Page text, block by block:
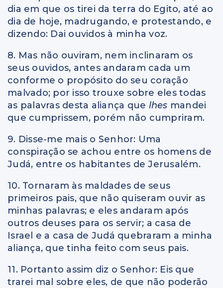
dia em que os tirei da terra do Egito, até ao
dia de hoje, madrugando, e protestando, e
dizendo: Dai ouvidos à minha voz.
8. Mas não ouviram, nem inclinaram os
seus ouvidos, antes andaram cada um
conforme o propósito do seu coração
malvado; por isso trouxe sobre eles todas
as palavras desta aliança que lhes mandei
que cumprissem, porém não cumpriram.
9. Disse-me mais o Senhor: Uma
conspiração se achou entre os homens de
Judá, entre os habitantes de Jerusalém.
10. Tornaram às maldades de seus
primeiros pais, que não quiseram ouvir as
minhas palavras; e eles andaram após
outros deuses para os servir; a casa de
Israel e a casa de Judá quebraram a minha
aliança, que tinha feito com seus pais.
11. Portanto assim diz o Senhor: Eis que
trarei mal sobre eles, de que não poderão